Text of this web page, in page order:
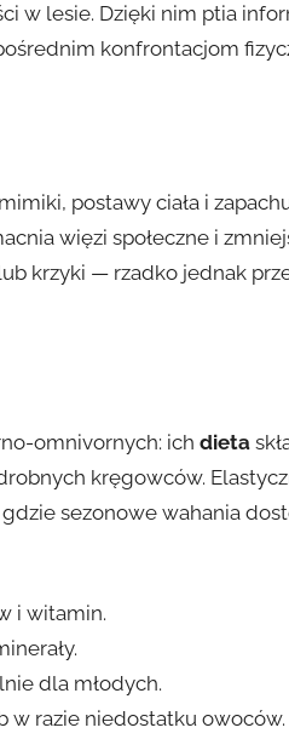
w lesie. Dzięki nim ptia
konfrontacjom
postawy ciała i
więzi społeczne i
krzyki — rzadko jednak
omnivornych: ich dieta
kręgowców.
sezonowe wahania
i witamin.
dla młodych.
w razie niedostatku owoców.